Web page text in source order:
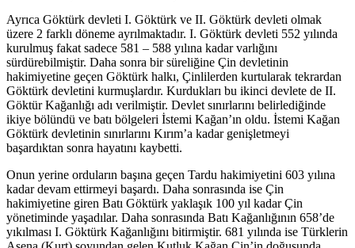
Ayrıca Göktürk devleti I. Göktürk ve II. Göktürk devleti olmak
üzere 2 farklı döneme ayrılmaktadır. I. Göktürk devleti 552 yılında
kurulmuş fakat sadece 581 – 588 yılına kadar varlığını
sürdürebilmiştir. Daha sonra bir süreliğine Çin devletinin
hakimiyetine geçen Göktürk halkı, Çinlilerden kurtularak tekrardan
Göktürk devletini kurmuşlardır. Kurdukları bu ikinci devlete de II.
Göktür Kağanlığı adı verilmiştir. Devlet sınırlarını belirlediğinde
ikiye bölündü ve batı bölgeleri İstemi Kağan’ın oldu. İstemi Kağan
Göktürk devletinin sınırlarını Kırım’a kadar genişletmeyi
başardıktan sonra hayatını kaybetti.
Onun yerine orduların başına geçen Tardu hakimiyetini 603 yılına
kadar devam ettirmeyi başardı. Daha sonrasında ise Çin
hakimiyetine giren Batı Göktürk yaklaşık 100 yıl kadar Çin
yönetiminde yaşadılar. Daha sonrasında Batı Kağanlığının 658’de
yıkılması I. Göktürk Kağanlığını bitirmiştir. 681 yılında ise Türklerin